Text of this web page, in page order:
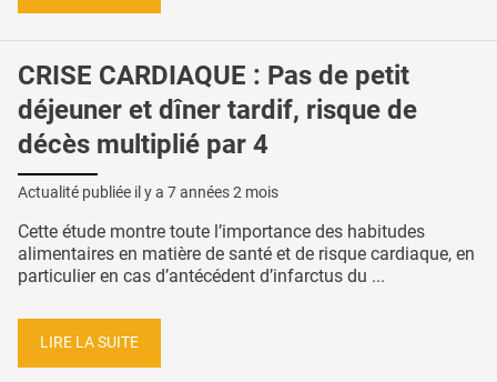
CRISE CARDIAQUE : Pas de petit
déjeuner et dîner tardif, risque de
décès multiplié par 4
Actualité publiée il y a 7 années 2 mois
Cette étude montre toute l’importance des habitudes
alimentaires en matière de santé et de risque cardiaque, en
particulier en cas d’antécédent d’infarctus du ...
LIRE LA SUITE